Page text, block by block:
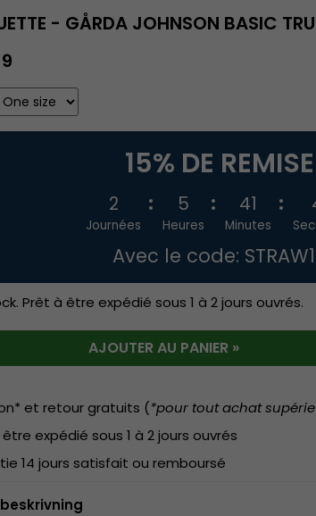
- GÅRDA JOHNSON BASIC
15% DE REMISE
2
Journées
5
Heures
41
Minutes
Avec le code:
Prêt à être expédié sous 1 à 2 jours ouvrés.
AJOUTER AU PANIER »
et retour gratuits (*pour tout achat
expédié sous 1 à 2 jours ouvrés
14 jours satisfait ou remboursé